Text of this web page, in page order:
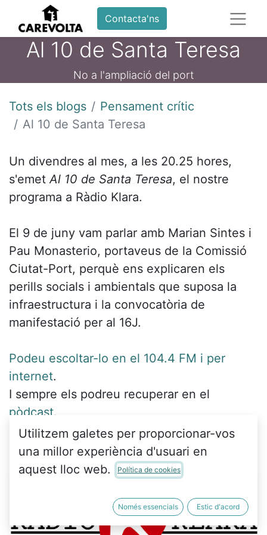
Contacta'ns
Al 10 de Santa Teresa
No a l'ampliació del port
Tots els blogs
Pensament crític
Al 10 de Santa Teresa
Un divendres al mes, a les 20.25 hores,
s'emetAl 10 de Santa Teresa, el nostre
programa a Ràdio Klara.
El 9 de juny vam parlar amb Marian Sintes i
Pau Monasterio, portaveus de la Comissió
Ciutat-Port, perquè ens explicaren els
perills socials i ambientals que suposa la
infraestructura i la convocatòria de
manifestació per al 16J.
Podeu escoltar-lo en el 104.4 FM i per
internet.
I sempre els podreu recuperar en el
pòdcast.
Utilitzem galetes per proporcionar-vos
una millor experiència d'usuari en
aquest lloc web.
Política de cookies
Només essencials Estic d'acord